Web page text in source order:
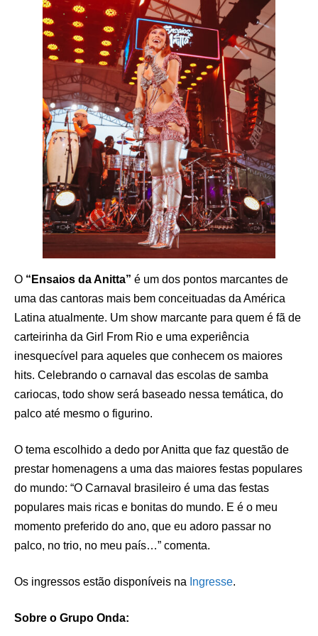
O “Ensaios da Anitta” é um dos pontos marcantes de
uma das cantoras mais bem conceituadas da América
Latina atualmente. Um show marcante para quem é fã de
carteirinha da Girl From Rio e uma experiência
inesquecível para aqueles que conhecem os maiores
hits. Celebrando o carnaval das escolas de samba
cariocas, todo show será baseado nessa temática, do
palco até mesmo o figurino.
O tema escolhido a dedo por Anitta que faz questão de
prestar homenagens a uma das maiores festas populares
do mundo: “O Carnaval brasileiro é uma das festas
populares mais ricas e bonitas do mundo. E é o meu
momento preferido do ano, que eu adoro passar no
palco, no trio, no meu país…” comenta.
Os ingressos estão disponíveis na Ingresse.
Sobre o Grupo Onda: